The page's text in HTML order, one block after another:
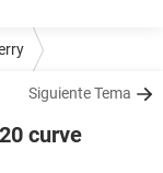
Siguiente Tema
curve